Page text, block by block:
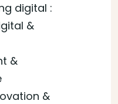
digital :
&
&
&